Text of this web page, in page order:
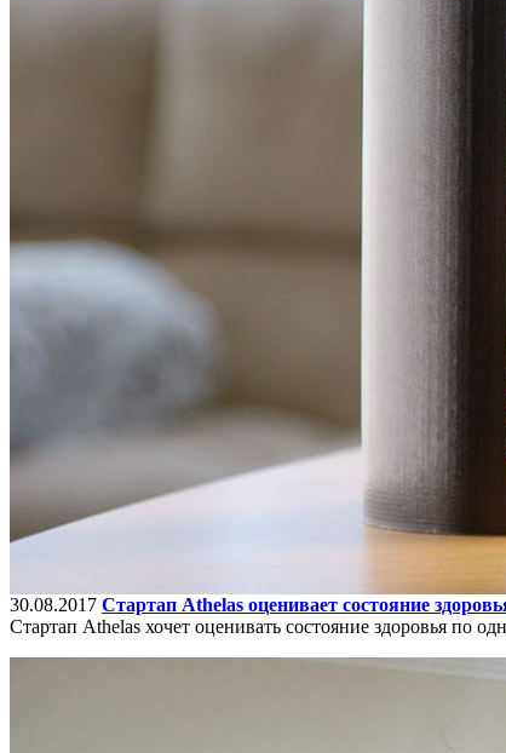
30.08.2017 Стартап Athelas оценивает состояние
Стартап Athelas хочет оценивать состояние здоровья по